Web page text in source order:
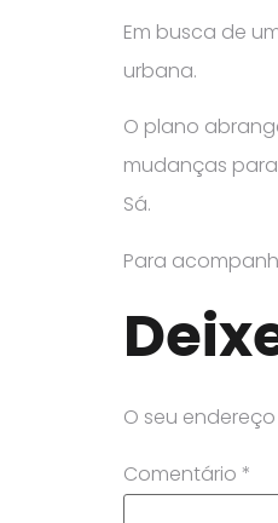
Em busca de
urbana.
O plano
mudanças
Sá.
Para
O seu
Comentário *